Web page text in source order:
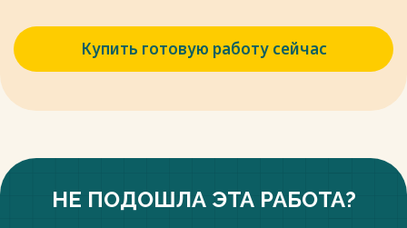
Купить готовую работу сейчас
НЕ ПОДОШЛА ЭТА РАБОТА?